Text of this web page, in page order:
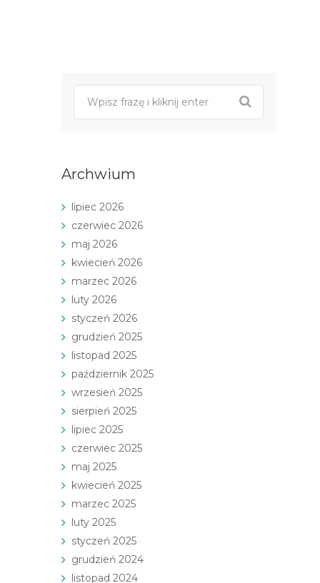
Archwium
lipiec 2026
czerwiec 2026
maj 2026
kwiecień 2026
marzec 2026
luty 2026
styczeń 2026
grudzień 2025
listopad 2025
październik 2025
wrzesień 2025
sierpień 2025
lipiec 2025
czerwiec 2025
maj 2025
kwiecień 2025
marzec 2025
luty 2025
styczeń 2025
grudzień 2024
listopad 2024